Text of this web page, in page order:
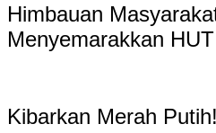
Himbauan
Menyemarakkan
Kibarkan Merah Putih!